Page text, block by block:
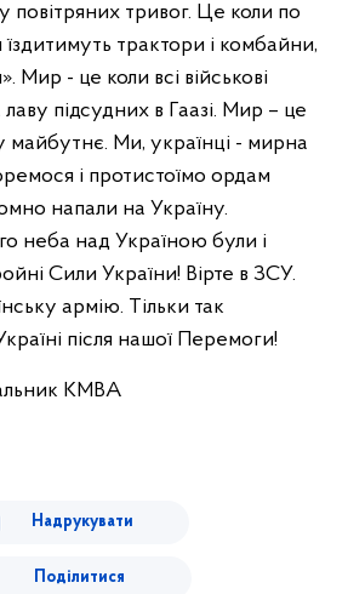
повітряних тривог. Це коли по
трактори і комбайни,
Мир - це коли всі військові
підсудних в Гаазі. Мир – це
у майбутнє. Ми, українці - мирна
і протистоїмо ордам
напали на Україну.
неба над Україною були і
Сили України! Вірте в ЗСУ.
армію. Тільки так
після нашої Перемоги!
КМВА
Надрукувати
Поділитися